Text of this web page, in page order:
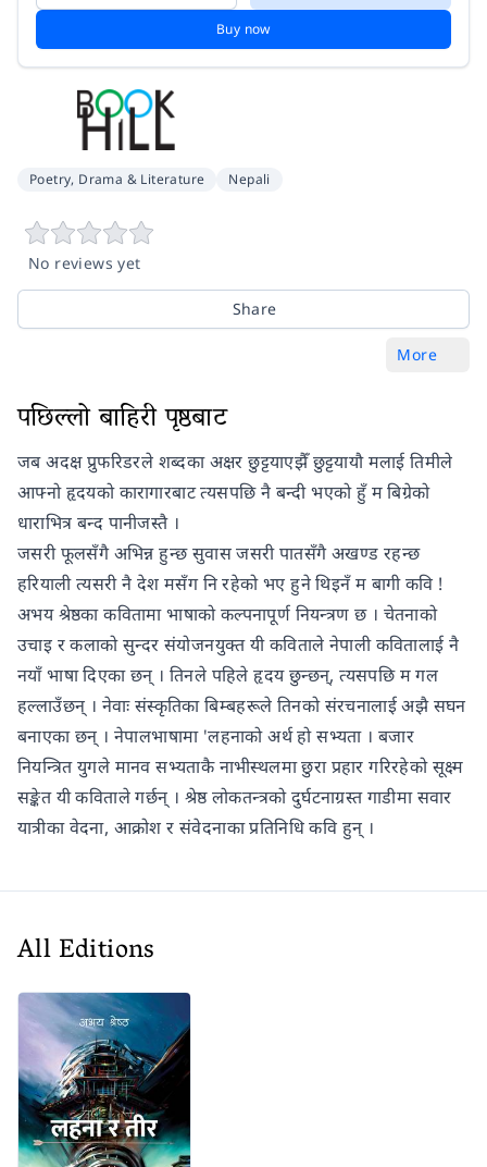
Buy now
Poetry, Drama & Literature Nepali
No reviews yet
Share
More
पछिल्लो बाहिरी पृष्ठबाट
जब अदक्ष प्रुफरिडरले शब्दका अक्षर छुट्टयाएझैँ छुट्टयायौ मलाई तिमीले
आफ्नो हृदयको कारागारबाट त्यसपछि नै बन्दी भएको हुँ म बिग्रेको
धाराभित्र बन्द पानीजस्तै ।
जसरी फूलसँगै अभिन्न हुन्छ सुवास जसरी पातसँगै अखण्ड रहन्छ
हरियाली त्यसरी नै देश मसँग नि रहेको भए हुने थिइनँ म बागी कवि !
अभय श्रेष्ठका कवितामा भाषाको कल्पनापूर्ण नियन्त्रण छ । चेतनाको
उचाइ र कलाको सुन्दर संयोजनयुक्त यी कविताले नेपाली कवितालाई नै
नयाँ भाषा दिएका छन् । तिनले पहिले हृदय छुन्छन्, त्यसपछि म गल
हल्लाउँछन् । नेवाः संस्कृतिका बिम्बहरूले तिनको संरचनालाई अझै सघन
बनाएका छन् । नेपालभाषामा 'लहनाको अर्थ हो सभ्यता । बजार
नियन्त्रित युगले मानव सभ्यताकै नाभीस्थलमा छुरा प्रहार गरिरहेको सूक्ष्म
सङ्केत यी कविताले गर्छन् । श्रेष्ठ लोकतन्त्रको दुर्घटनाग्रस्त गाडीमा सवार
यात्रीका वेदना, आक्रोश र संवेदनाका प्रतिनिधि कवि हुन् ।
All Editions